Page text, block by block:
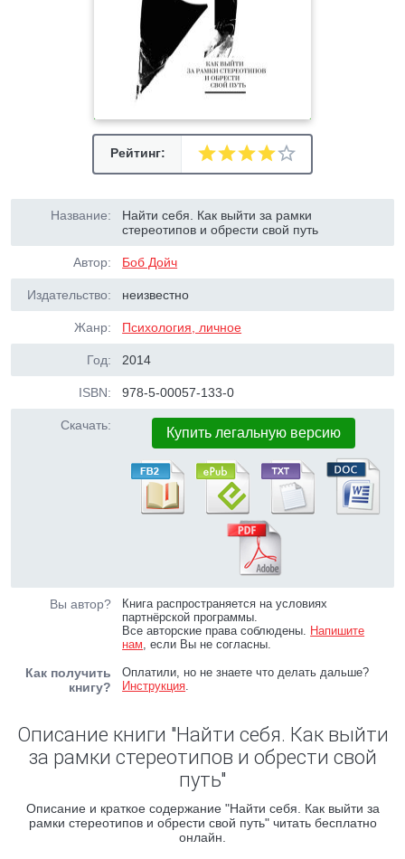
Рейтинг:
Название:
Найти себя. Как выйти за рамки
стереотипов и обрести свой путь
Автор: Боб Дойч
Издательство: неизвестно
Жанр: Психология, личное
Год: 2014
ISBN: 978-5-00057-133-0
Скачать: Купить легальную версию
Вы автор?
Книга распространяется на условиях
партнёрской программы.
Все авторские права соблюдены. Напишите
нам, если Вы не согласны.
Как получить
книгу?
Оплатили, но не знаете что делать дальше?
Инструкция.
Описание книги "Найти себя. Как выйти
за рамки стереотипов и обрести свой
путь"
Описание и краткое содержание "Найти себя. Как выйти за
рамки стереотипов и обрести свой путь" читать бесплатно
онлайн.